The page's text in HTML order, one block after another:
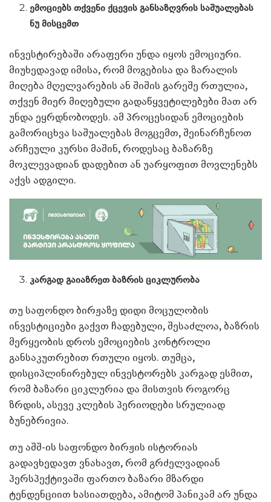
ემოციებს თქვენი ქცევის განსაზღვრის საშუალებას
ნუ მისცემთ
ინვესტირებაში არაფერი უნდა იყოს ემოციური.
მიუხედავად იმისა, რომ მოგებისა და ზარალის
მიღება მღელვარების ან შიშის გარეშე რთულია,
თქვენ მიერ მიღებული გადაწყვეტილებები მათ არ
უნდა ეყრდნობოდეს. ამ პროცესიდან ემოციების
გამორიცხვა საშუალებას მოგცემთ, შეინარჩუნოთ
არჩეული კურსი მაშინ, როდესაც ბაზარზე
მოკლევადიან დადებით ან უარყოფით მოვლენებს
აქვს ადგილი.
კარგად გაიაზრეთ ბაზრის ციკლურობა
თუ საფონდო ბირჟაზე დიდი მოცულობის
ინვესტიციები გაქვთ ჩადებული, შესაძლოა, ბაზრის
მერყეობის დროს ემოციების კონტროლი
განსაკუთრებით რთული იყოს. თუმცა,
დისციპლინირებულ ინვესტორებს კარგად ესმით,
რომ ბაზარი ციკლურია და მისთვის როგორც
ზრდის, ასევე კლების პერიოდები სრულიად
ბუნებრივია.
თუ აშშ-ის საფონდო ბირჟის ისტორიას
გადავხედავთ ვნახავთ, რომ გრძელვადიან
პერსპექტივაში ფართო ბაზარი მზარდი
ტენდენციით ხასიათდება, ამიტომ პანიკამ არ უნდა